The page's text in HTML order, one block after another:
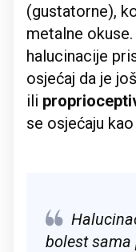
(gustatorne),
metalne
halucinacije
osjećaj da je
ili
se osjećaju
bolest sama